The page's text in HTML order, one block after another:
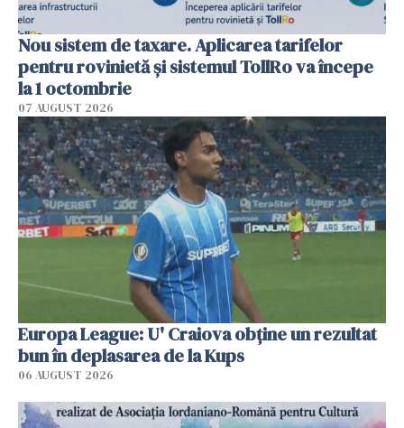
Nou sistem de taxare. Aplicarea tarifelor
pentru rovinietă şi sistemul TollRo va începe
la 1 octombrie
07 AUGUST 2026
Europa League: U' Craiova obține un rezultat
bun în deplasarea de la Kups
06 AUGUST 2026